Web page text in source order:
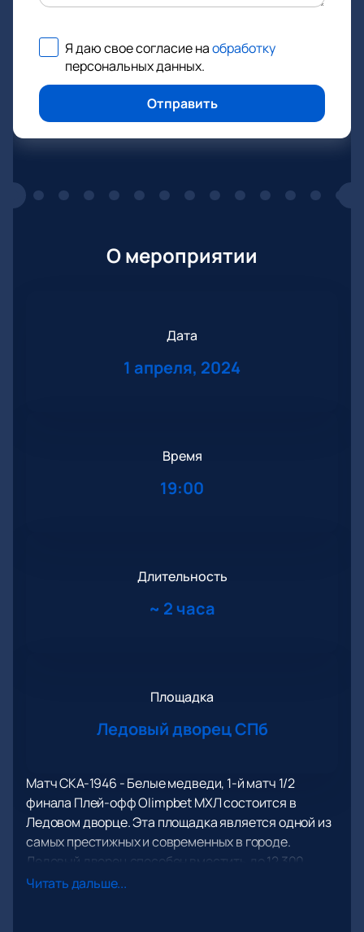
Я даю свое согласие наобработку
персональных данных.
Отправить
О мероприятии
Дата
1 апреля, 2024
Время
19:00
Длительность
~ 2 часа
Площадка
Ледовый дворец СПб
Матч СКА-1946 - Белые медведи, 1-й матч 1/2
финала Плей-офф Olimpbet МХЛ состоится в
Ледовом дворце. Эта площадка является одной из
самых престижных и современных в городе.
Ледовый дворец способен вместить до 12 300
зрителей и предоставляет идеальные условия для
Читать дальше...